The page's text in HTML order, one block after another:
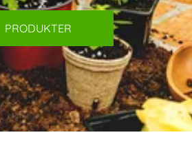
PRODUKTER